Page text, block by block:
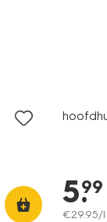
5.
99
€29.95/l